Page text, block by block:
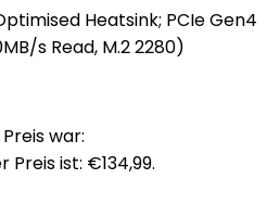
Heatsink; PCIe Gen4
s Read, M.2 2280)
war:
Preis ist: €134,99.